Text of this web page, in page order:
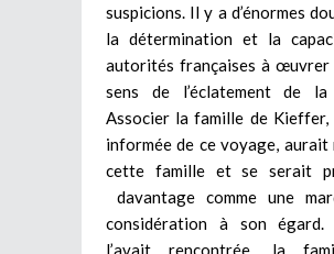
suspicions. Il y a d’énormes
la détermination et la
autorités françaises à œuvrer
sens de l’éclatement de la
Associer la famille de
informée de ce voyage, aurait
cette famille et se serait
davantage comme une
considération à son
l’avait rencontrée, la